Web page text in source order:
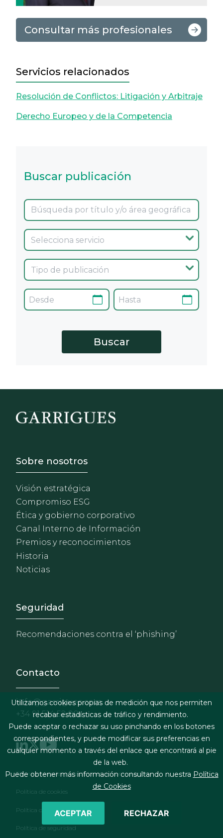
Consultar más profesionales
Servicios relacionados
Resolución de Conflictos: Litigación y Arbitraje
Derecho Europeo y de la Competencia
Buscar publicación
Footer - Sobre Nosotros
Sobre nosotros
Visión estratégica
Compromiso ESG
Ética y gobierno corporativo
Canal Interno de Información
Premios y reconocimientos
Historia
Noticias
Footer - Extranet y
Seguridad
Recomendaciones contra el ‘phishing’
Contacto
info@garrigues.com
+34 91 514 52 00
Footer menu
Términos legales y condiciones de contratación
Política de cookies
Política de privacidad
Política de seguridad
Utilizamos cookies propias de medición que nos permiten
recabar estadísticas de tráfico y rendimiento.
Puede aceptar o rechazar su uso pinchando en los botones
correspondientes, y puede modificar sus preferencias en
cualquier momento a través del enlace que encontrará al pie
de la web.
Puede obtener más información consultando nuestra Política
de Cookies
ACEPTAR RECHAZAR